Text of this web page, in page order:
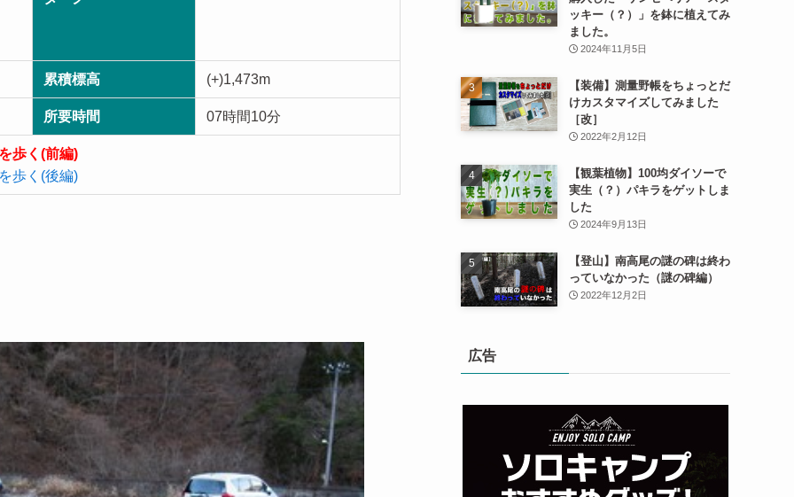
累積標高 (+)1,473m
所要時間 07時間10分
歩く(前編)
歩く(後編)
ッキー（？）」を鉢に植えてみ
ました。
2024年11月5日
【装備】測量野帳をちょっとだ
けカスタマイズしてみました
［改］
2022年2月12日
【観葉植物】100均ダイソーで
実生（？）パキラをゲットしま
した
2024年9月13日
【登山】南高尾の謎の碑は終わ
っていなかった（謎の碑編）
2022年12月2日
広告